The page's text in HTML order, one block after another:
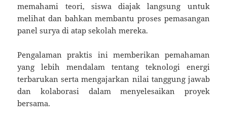
memahami teori, siswa diajak langsung untuk
melihat dan bahkan membantu proses pemasangan
panel surya di atap sekolah mereka.
Pengalaman praktis ini memberikan pemahaman
yang lebih mendalam tentang teknologi energi
terbarukan serta mengajarkan nilai tanggung jawab
dan kolaborasi dalam menyelesaikan proyek
bersama.